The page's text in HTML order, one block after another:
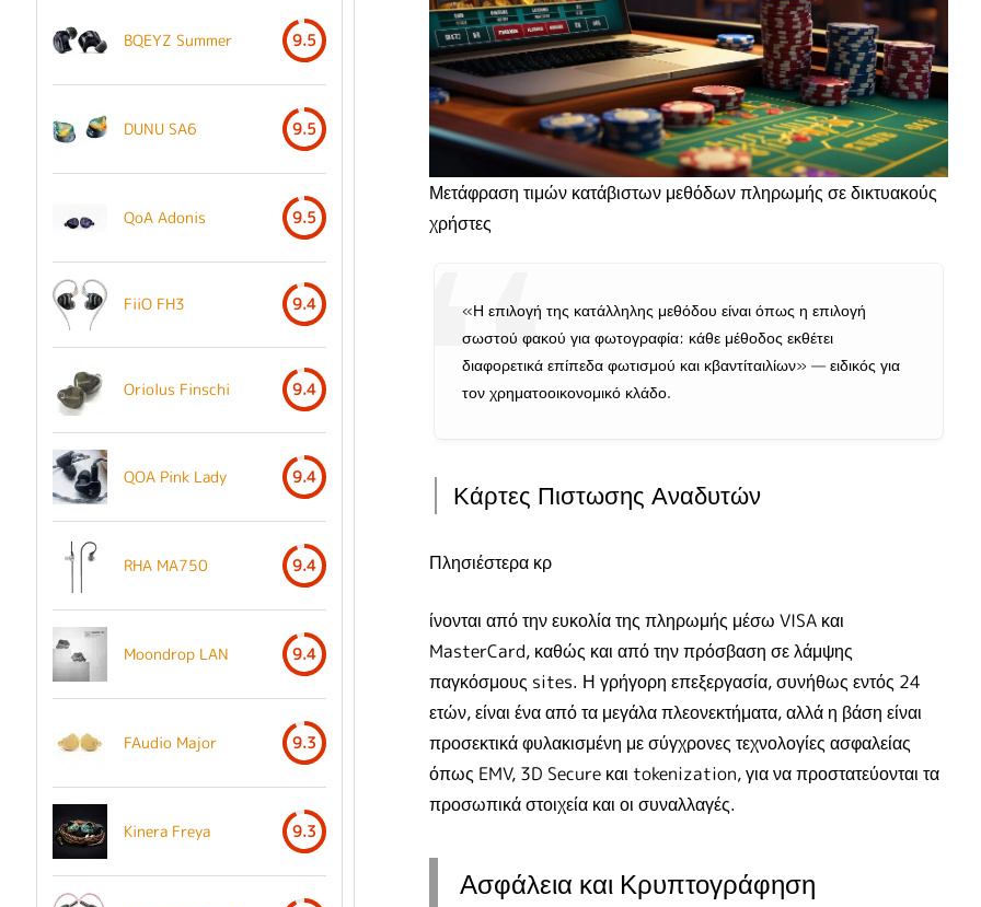
Μετάφραση τιμών κατάβιστων μεθόδων πληρωμής σε δικτυακούς
χρήστες
«Η επιλογή της κατάλληλης μεθόδου είναι όπως η επιλογή
σωστού φακού για φωτογραφία: κάθε μέθοδος εκθέτει
διαφορετικά επίπεδα φωτισμού και κβαντίταιλίων» — ειδικός για
τον χρηματοοικονομικό κλάδο.
Κάρτες Πιστωσης Αναδυτών
Πλησιέστερα κρ
ίνονται από την ευκολία της πληρωμής μέσω VISA και
MasterCard, καθώς και από την πρόσβαση σε λάμψης
παγκόσμους sites. Η γρήγορη επεξεργασία, συνήθως εντός 24
ετών, είναι ένα από τα μεγάλα πλεονεκτήματα, αλλά η βάση είναι
προσεκτικά φυλακισμένη με σύγχρονες τεχνολογίες ασφαλείας
όπως EMV, 3D Secure και tokenization, για να προστατεύονται τα
προσωπικά στοιχεία και οι συναλλαγές.
Ασφάλεια και Κρυπτογράφηση
BQEYZ Summer 9.5
DUNU SA6 9.5
QoA Adonis 9.5
FiiO FH3 9.4
Oriolus Finschi 9.4
QOA Pink Lady 9.4
RHA MA750 9.4
Moondrop LAN 9.4
FAudio Major 9.3
Kinera Freya 9.3